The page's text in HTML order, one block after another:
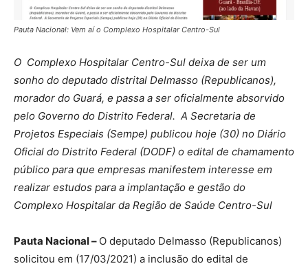
Pauta Nacional: Vem aí o Complexo Hospitalar Centro-Sul
O Complexo Hospitalar Centro-Sul deixa de ser um
sonho do deputado distrital Delmasso (Republicanos),
morador do Guará, e passa a ser oficialmente absorvido
pelo Governo do Distrito Federal. A Secretaria de
Projetos Especiais (Sempe) publicou hoje (30) no Diário
Oficial do Distrito Federal (DODF) o edital de chamamento
público para que empresas manifestem interesse em
realizar estudos para a implantação e gestão do
Complexo Hospitalar da Região de Saúde Centro-Sul
Pauta Nacional – O deputado Delmasso (Republicanos)
solicitou em (17/03/2021) a inclusão do edital de